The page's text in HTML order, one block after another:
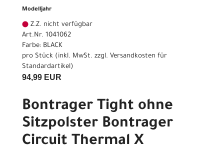
Modelljahr
Z.Z. nicht verfügbar
Art.Nr. 1041062
Farbe: BLACK
pro Stück (inkl. MwSt. zzgl. Versandkosten für
Standardartikel)
94,99 EUR
Bontrager Tight ohne
Sitzpolster Bontrager
Circuit Thermal X